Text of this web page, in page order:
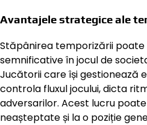
Avantajele strategice ale
Stăpânirea temporizării
semnificative în jocul de
Jucătorii care își gestionează
controla fluxul jocului, dicta
adversarilor. Acest lucru
neașteptate și la o poziție